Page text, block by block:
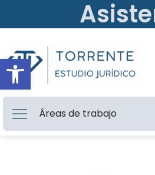
Áreas de trabajo
Abrir barra de herramientas